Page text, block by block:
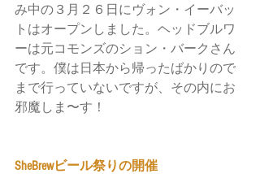
み中の３月２６日にヴォン・イーバッ
トはオープンしました。ヘッドブルワ
ーは元コモンズのション・バークさん
です。僕は日本から帰ったばかりので
まで行っていないですが、その内にお
邪魔しま〜す！
SheBrewビール祭りの開催